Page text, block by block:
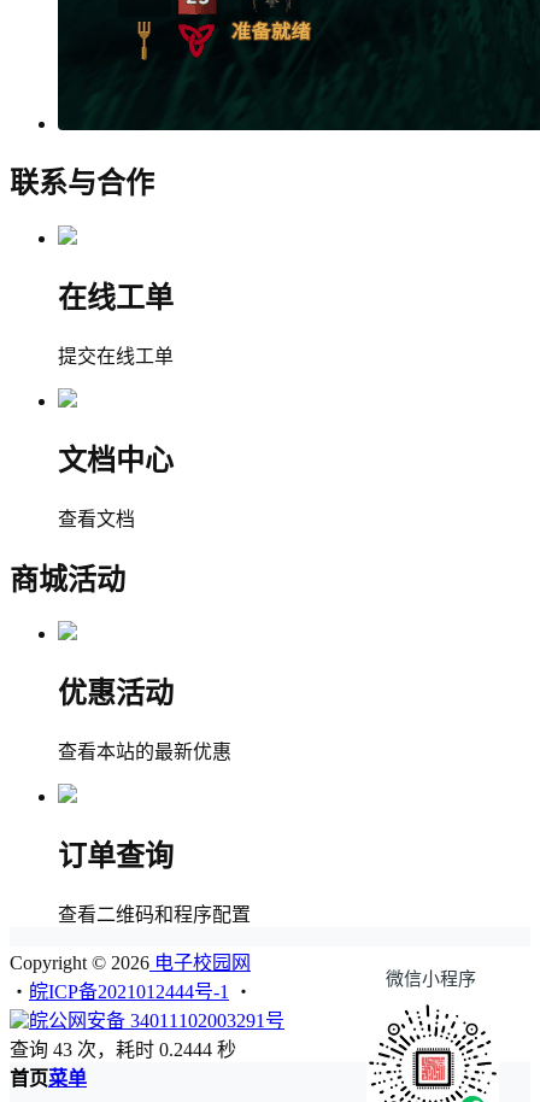
联系与合作
在线工单
提交在线工单
文档中心
查看文档
商城活动
优惠活动
查看本站的最新优惠
订单查询
查看二维码和程序配置
微信小程序
Copyright © 2026 电子校园网
・ 皖ICP备2021012444号-1
・
皖公网安备 34011102003291号
查询 43 次，耗时 0.2444 秒
首页菜单